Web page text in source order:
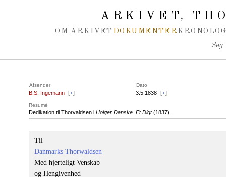
ARKIVET,
OM ARKIVET DOKUMENTER
Søg
Afsender Dato
B.S. Ingemann [+] 3.5.1838 [+]
Resumé
Dedikation til Thorvaldsen i Holger Danske. Et Digt(1837).
Til
Danmarks Thorwaldsen
Med hjerteligt Venskab
og Hengivenhed